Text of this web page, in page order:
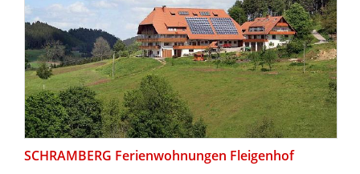
SCHRAMBERG Ferienwohnungen Fleigenhof